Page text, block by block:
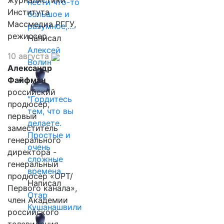
нести что-то
большое и
разумное,…
Написал
Алексей
Волин
"Гордитесь
тем, что вы
делаете.
Простые и
очень
сложные
времена…
Написал
Отар
Кушанашвили
Института
Массмедиа РГГУ,
режиссер.
10 августа
Александр
Файфман
российский
продюсер,
первый
заместитель
генерального
директора -
генеральный
продюсер «ОРТ/
Первого канала»,
член Академии
российского